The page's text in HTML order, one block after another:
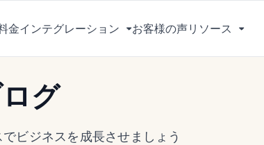
メ
金インテグレーション
メ
ニ
り
お客様の声リソース
ニ
グ
ビジネスを成長させましょう